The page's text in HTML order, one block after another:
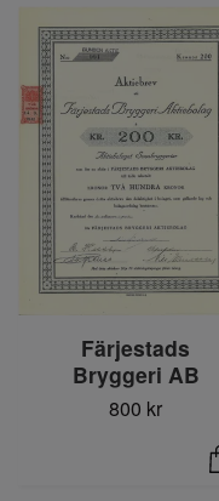
Färjestads
Bryggeri AB
800 kr